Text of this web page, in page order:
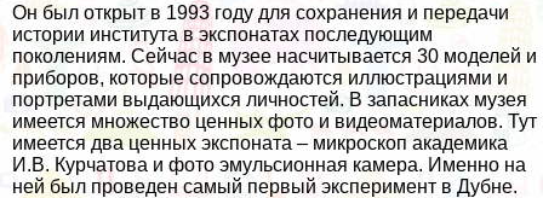
Он был открыт в 1993 году для сохранения и передачи
истории института в экспонатах последующим
поколениям. Сейчас в музее насчитывается 30 моделей и
приборов, которые сопровождаются иллюстрациями и
портретами выдающихся личностей. В запасниках музея
имеется множество ценных фото и видеоматериалов. Тут
имеется два ценных экспоната – микроскоп академика
И.В. Курчатова и фото эмульсионная камера. Именно на
ней был проведен самый первый эксперимент в Дубне.